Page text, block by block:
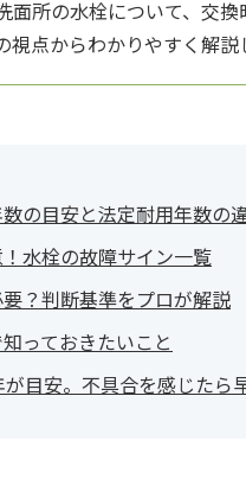
面所の水栓について、交
点からわかりやすく解説
の目安と法定耐用年数の
水栓の故障サイン一覧
？判断基準をプロが解説
っておきたいこと
目安。不具合を感じたら